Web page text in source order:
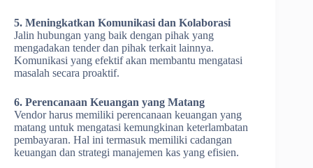
5. Meningkatkan Komunikasi dan Kolaborasi
Jalin hubungan yang baik dengan pihak yang
mengadakan tender dan pihak terkait lainnya.
Komunikasi yang efektif akan membantu mengatasi
masalah secara proaktif.
6. Perencanaan Keuangan yang Matang
Vendor harus memiliki perencanaan keuangan yang
matang untuk mengatasi kemungkinan keterlambatan
pembayaran. Hal ini termasuk memiliki cadangan
keuangan dan strategi manajemen kas yang efisien.